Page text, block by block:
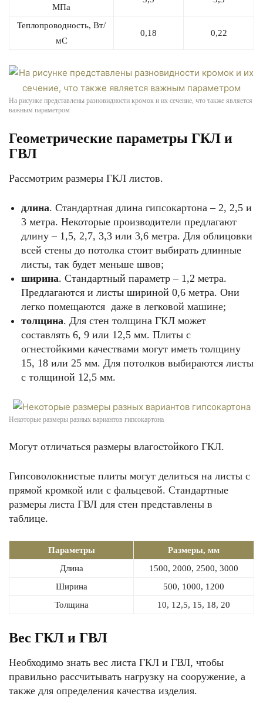
МПа
Теплопроводность, Вт/
мС
0,18 0,22
На рисунке представлены разновидности кромок и их сечение, что также является
важным параметром
Геометрические параметры ГКЛ и
ГВЛ
Рассмотрим размеры ГКЛ листов.
длина. Стандартная длина гипсокартона – 2, 2,5 и
3 метра. Некоторые производители предлагают
длину – 1,5, 2,7, 3,3 или 3,6 метра. Для облицовки
всей стены до потолка стоит выбирать длинные
листы, так будет меньше швов;
ширина. Стандартный параметр – 1,2 метра.
Предлагаются и листы шириной 0,6 метра. Они
легко помещаются даже в легковой машине;
толщина. Для стен толщина ГКЛ может
составлять 6, 9 или 12,5 мм. Плиты с
огнестойкими качествами могут иметь толщину
15, 18 или 25 мм. Для потолков выбираются листы
с толщиной 12,5 мм.
Некоторые размеры разных вариантов гипсокартона
Могут отличаться размеры влагостойкого ГКЛ.
Гипсоволокнистые плиты могут делиться на листы с
прямой кромкой или с фальцевой. Стандартные
размеры листа ГВЛ для стен представлены в
таблице.
Параметры
Размеры, мм
Длина
1500, 2000, 2500, 3000
Ширина
500, 1000, 1200
Толщина
10, 12,5, 15, 18, 20
Вес ГКЛ и ГВЛ
Необходимо знать вес листа ГКЛ и ГВЛ, чтобы
правильно рассчитывать нагрузку на сооружение, а
также для определения качества изделия.